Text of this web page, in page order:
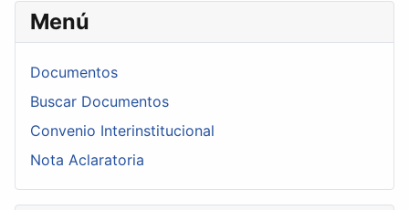
Menú
Documentos
Buscar Documentos
Convenio Interinstitucional
Nota Aclaratoria